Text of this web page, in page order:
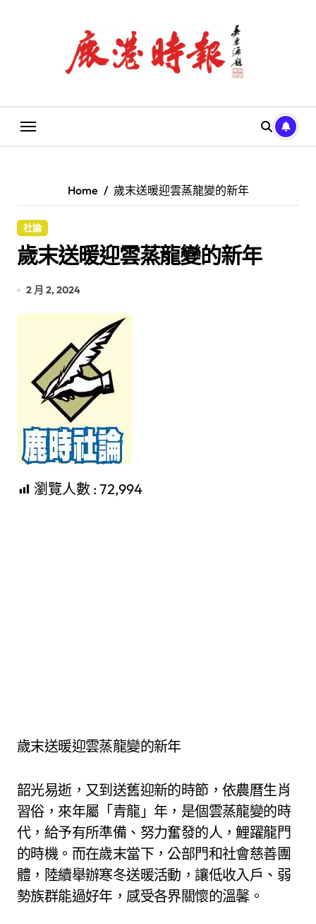
Home 歲末送暖迎雲蒸龍變的新年
社論
歲末送暖迎雲蒸龍變的新年
2 月 2, 2024
瀏覽人數 : 72,994
歲末送暖迎雲蒸龍變的新年
韶光易逝，又到送舊迎新的時節，依農曆生肖
習俗，來年屬「青龍」年，是個雲蒸龍變的時
代，給予有所準備、努力奮發的人，鯉躍龍門
的時機。而在歲末當下，公部門和社會慈善團
體，陸續舉辦寒冬送暖活動，讓低收入戶、弱
勢族群能過好年，感受各界關懷的溫馨。